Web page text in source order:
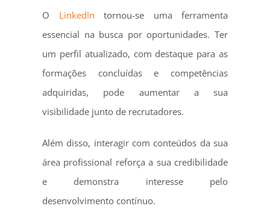
O LinkedIn tornou-se uma ferramenta
essencial na busca por oportunidades. Ter
um perfil atualizado, com destaque para as
formações concluídas e competências
adquiridas, pode aumentar a sua
visibilidade junto de recrutadores.
Além disso, interagir com conteúdos da sua
área profissional reforça a sua credibilidade
e demonstra interesse pelo
desenvolvimento contínuo.